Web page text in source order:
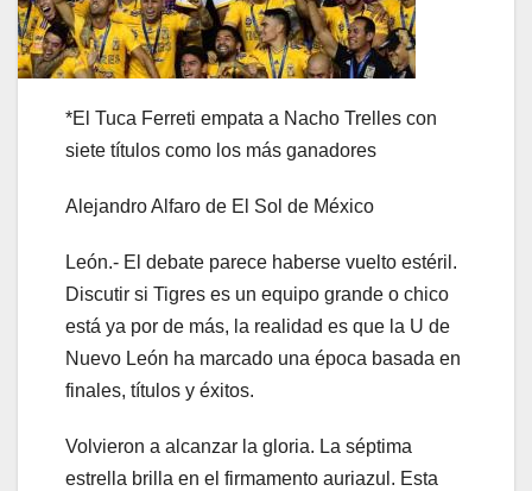
*El Tuca Ferreti empata a Nacho Trelles con
siete títulos como los más ganadores
Alejandro Alfaro de El Sol de México
León.- El debate parece haberse vuelto estéril.
Discutir si Tigres es un equipo grande o chico
está ya por de más, la realidad es que la U de
Nuevo León ha marcado una época basada en
finales, títulos y éxitos.
Volvieron a alcanzar la gloria. La séptima
estrella brilla en el firmamento auriazul. Esta